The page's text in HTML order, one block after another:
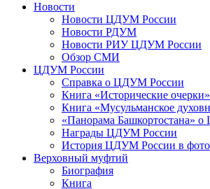
Новости
Новости ЦДУМ России
Новости РДУМ
Новости РИУ ЦДУМ России
Обзор СМИ
ЦДУМ России
Справка о ЦДУМ России
Книга «Исторические очерки»
Книга «Мусульманское
«Панорама Башкортостана»
Награды ЦДУМ России
История ЦДУМ России в
Верховный муфтий
Биография
Книга